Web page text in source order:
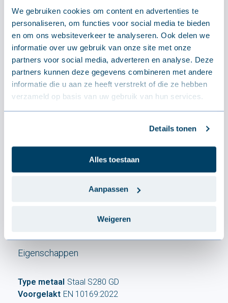
We gebruiken cookies om content en advertenties te
personaliseren, om functies voor social media te bieden
en om ons websiteverkeer te analyseren. Ook delen we
informatie over uw gebruik van onze site met onze
partners voor social media, adverteren en analyse. Deze
partners kunnen deze gegevens combineren met andere
informatie die u aan ze heeft verstrekt of die ze hebben
verzameld op basis van uw gebruik van hun services.
Details tonen
Alles toestaan
Aanpassen
Weigeren
Lengte
1000 - 8400 mm
1100 mm
Dikte - Gewicht
0.5 mm - 5.0 kg/m²
EN 508-1:2021 (Geometrie)
Eigenschappen
Type metaal Staal S280 GD
Voorgelakt EN 10169:2022